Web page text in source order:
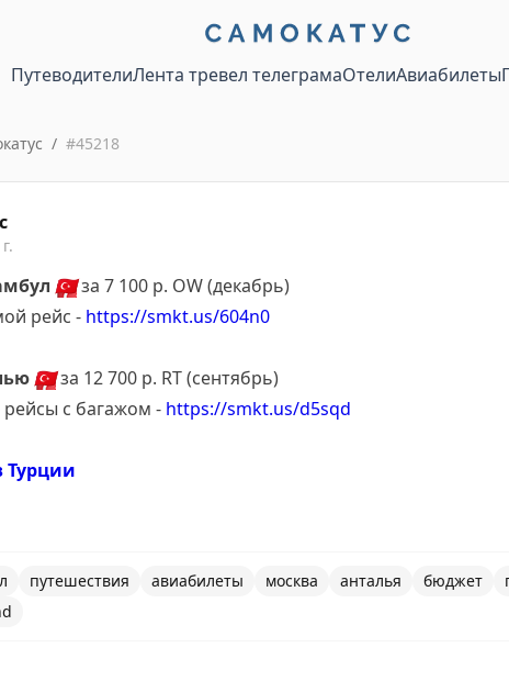
ПутеводителиЛента тревел телеграмаОтелиАвиабилеты
/ #45218
🇹🇷за 7 100 р. OW (декабрь)
рейс - https://smkt.us/604n0
🇹🇷за 12 700 р. RT (сентябрь)
с багажом - https://smkt.us/d5sqd
Турции
путешествия авиабилеты москва анталья бюджет